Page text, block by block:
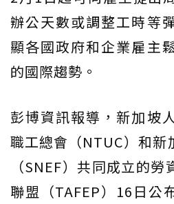
辦公天數或調整工時等
顯各國政府和企業雇主
的國際趨勢。
彭博資訊報導，新加坡
職工總會（NTUC）和新
（SNEF）共同成立的
聯盟（TAFEP）16日公